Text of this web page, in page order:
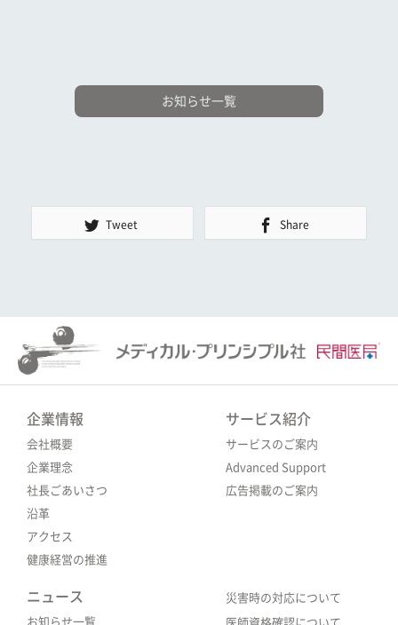
お知らせ一覧
Tweet Share
企業情報
会社概要
企業理念
社長ごあいさつ
沿革
アクセス
健康経営の推進
サービス紹介
サービスのご案内
Advanced Support
広告掲載のご案内
ニュース
お知らせ一覧
災害時の対応について
医師資格確認について